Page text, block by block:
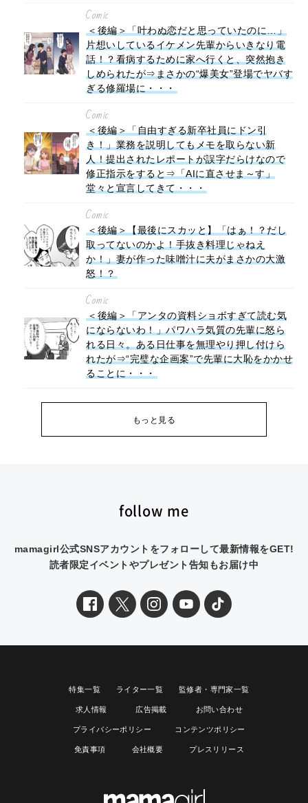
Comic
＜後編＞「叶わぬ恋だと思っていたのに…」
片想いしているイケメン先輩からいきなり電
話！？看病するために家へ行くと、突然抱き
しめられたが⇒まさかの“爆美女”登場でヤバす
ぎる修羅場に・・・
Comic
＜後編＞「自由すぎる新卒社員にドン引
き！」業務を説明してもメモを取らない新
人！提出されたレポートが誤字だらけなので
修正指示をすると⇒「AIに直させま～す」
堂々と宣言してきて・・・
Comic
＜後編＞【最後にスカッと】「はぁ！？だし
取ってないのかよ！手抜き料理じゃねえ
か！」妻が作った味噌汁に夫がまさかの大激
怒！？
Comic
＜後編＞「アンタの資料ショボすぎて読む気
にならないわ！」パワハラ気質の先輩に怒ら
れる日々。ある日仕事を無理やり押し付けら
れたが⇒“完璧な企画案”で先輩に大恥をかかせ
ることに・・・
もっと見る
follow me
mamagirl公式SNSアカウントをフォローして最新情報をGET!
読者限定イベントやプレゼント告知もお届け中
特集一覧 ライター一覧 監修者・専門家一覧
求人情報 広告掲載 お問い合わせ
プライバシーポリシー コンテンツポリシー
免責事項 会社概要 プレスリリース